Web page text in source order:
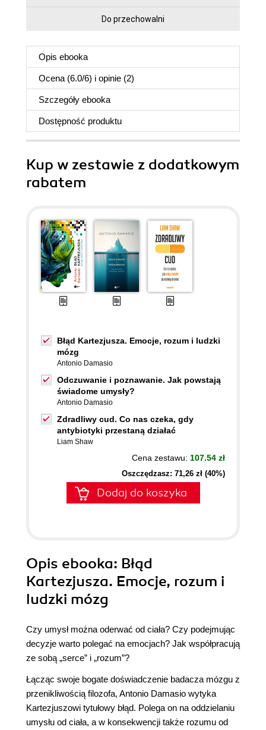
Do przechowalni
Opis ebooka
Ocena (6.0/6) i opinie (2)
Szczegóły ebooka
Dostępność produktu
Kup w zestawie z dodatkowym
rabatem
Błąd Kartezjusza. Emocje, rozum i ludzki
mózg
Antonio Damasio
Odczuwanie i poznawanie. Jak powstają
świadome umysły?
Antonio Damasio
Zdradliwy cud. Co nas czeka, gdy
antybiotyki przestaną działać
Liam Shaw
Cena zestawu: 107.54 zł
Oszczędzasz: 71,26 zł (40%)
Dodaj do koszyka
Opis ebooka: Błąd
Kartezjusza. Emocje, rozum i
ludzki mózg
Czy umysł można oderwać od ciała? Czy podejmując
decyzje warto polegać na emocjach? Jak współpracują
ze sobą „serce” i „rozum”?
Łącząc swoje bogate doświadczenie badacza mózgu z
przenikliwością filozofa, Antonio Damasio wytyka
Kartezjuszowi tytułowy błąd. Polega on na oddzielaniu
umysłu od ciała, a w konsekwencji także rozumu od